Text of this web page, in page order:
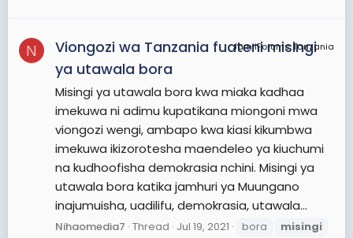
N JamiiForums Tanzania
Viongozi wa Tanzania fuateni misingi
ya utawala bora
Misingi ya utawala bora kwa miaka kadhaa
imekuwa ni adimu kupatikana miongoni mwa
viongozi wengi, ambapo kwa kiasi kikumbwa
imekuwa ikizorotesha maendeleo ya kiuchumi
na kudhoofisha demokrasia nchini. Misingi ya
utawala bora katika jamhuri ya Muungano
inajumuisha, uadilifu, demokrasia, utawala...
Nihaomedia7 Thread Jul 19, 2021 bora
misingi